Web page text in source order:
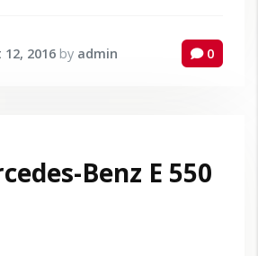
2016 by admin 0
Benz E 550